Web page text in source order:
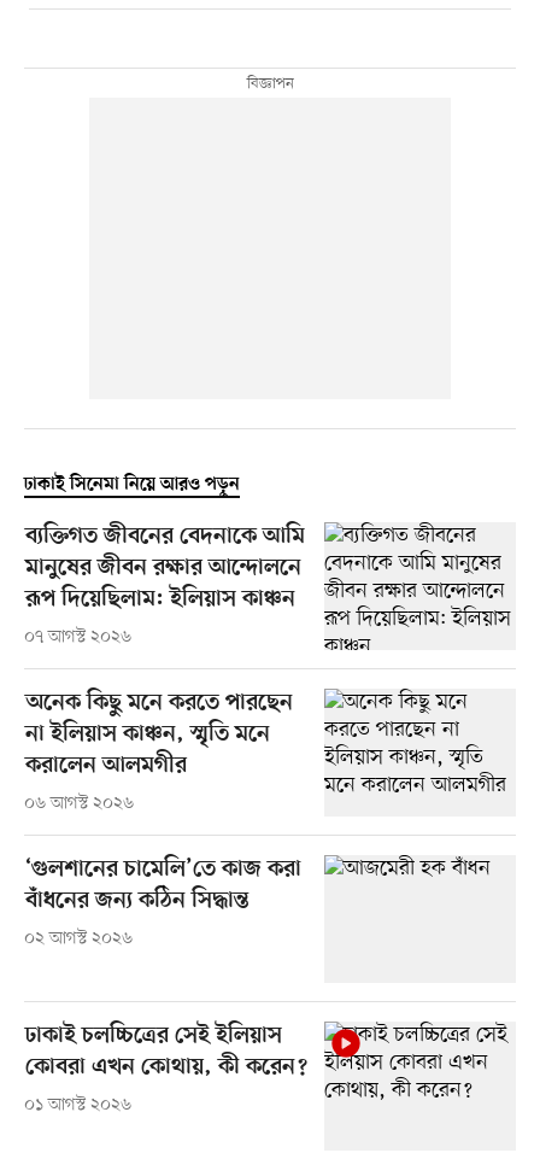
ঢাকাই সিনেমা নিয়ে আরও পড়ুন
ব্যক্তিগত জীবনের বেদনাকে আমি
মানুষের জীবন রক্ষার আন্দোলনে
রূপ দিয়েছিলাম: ইলিয়াস কাঞ্চন
০৭ আগস্ট ২০২৬
অনেক কিছু মনে করতে পারছেন
না ইলিয়াস কাঞ্চন, স্মৃতি মনে
করালেন আলমগীর
০৬ আগস্ট ২০২৬
‘গুলশানের চামেলি’তে কাজ করা
বাঁধনের জন্য কঠিন সিদ্ধান্ত
০২ আগস্ট ২০২৬
ঢাকাই চলচ্চিত্রের সেই ইলিয়াস
কোবরা এখন কোথায়, কী করেন?
০১ আগস্ট ২০২৬